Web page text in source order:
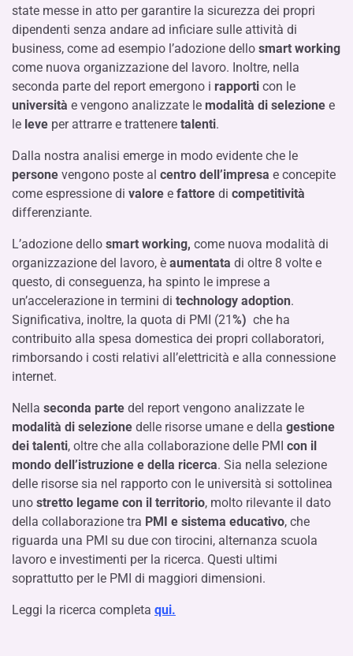
state messe in atto per garantire la sicurezza dei propri
dipendenti senza andare ad inficiare sulle attività di
business, come ad esempio l’adozione dello smart working
come nuova organizzazione del lavoro. Inoltre, nella
seconda parte del report emergono i rapporti con le
università e vengono analizzate le modalità di selezione e
le leve per attrarre e trattenere talenti.
Dalla nostra analisi emerge in modo evidente che le
persone vengono poste al centro dell’impresa e concepite
come espressione di valore e fattore di competitività
differenziante.
L’adozione dello smart working, come nuova modalità di
organizzazione del lavoro, è aumentata di oltre 8 volte e
questo, di conseguenza, ha spinto le imprese a
un’accelerazione in termini di technology adoption.
Significativa, inoltre, la quota di PMI (21%) che ha
contribuito alla spesa domestica dei propri collaboratori,
rimborsando i costi relativi all’elettricità e alla connessione
internet.
Nella seconda parte del report vengono analizzate le
modalità di selezione delle risorse umane e della gestione
dei talenti, oltre che alla collaborazione delle PMI con il
mondo dell’istruzione e della ricerca. Sia nella selezione
delle risorse sia nel rapporto con le università si sottolinea
uno stretto legame con il territorio, molto rilevante il dato
della collaborazione tra PMI e sistema educativo, che
riguarda una PMI su due con tirocini, alternanza scuola
lavoro e investimenti per la ricerca. Questi ultimi
soprattutto per le PMI di maggiori dimensioni.
Leggi la ricerca completa qui.